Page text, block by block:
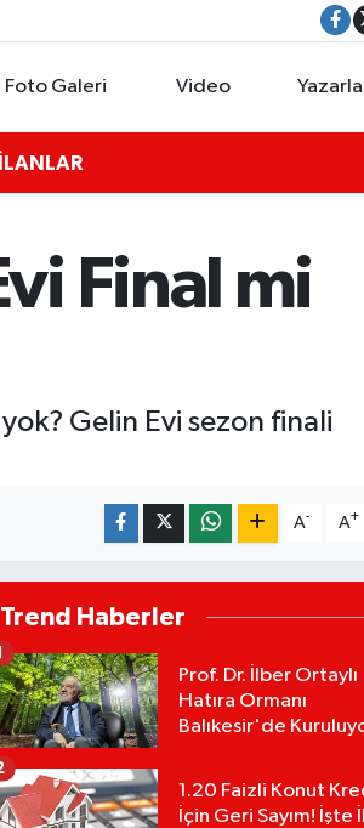
Foto Galeri Video
Final mi
Gelin Evi sezon finali
A- A+
Trend Haberler
Prof. Dr. İlber Ortaylı
Hatıra Ormanı
Balıkesir'de
1.20 Faizli Konut
İçin Geri Sayım! İşte